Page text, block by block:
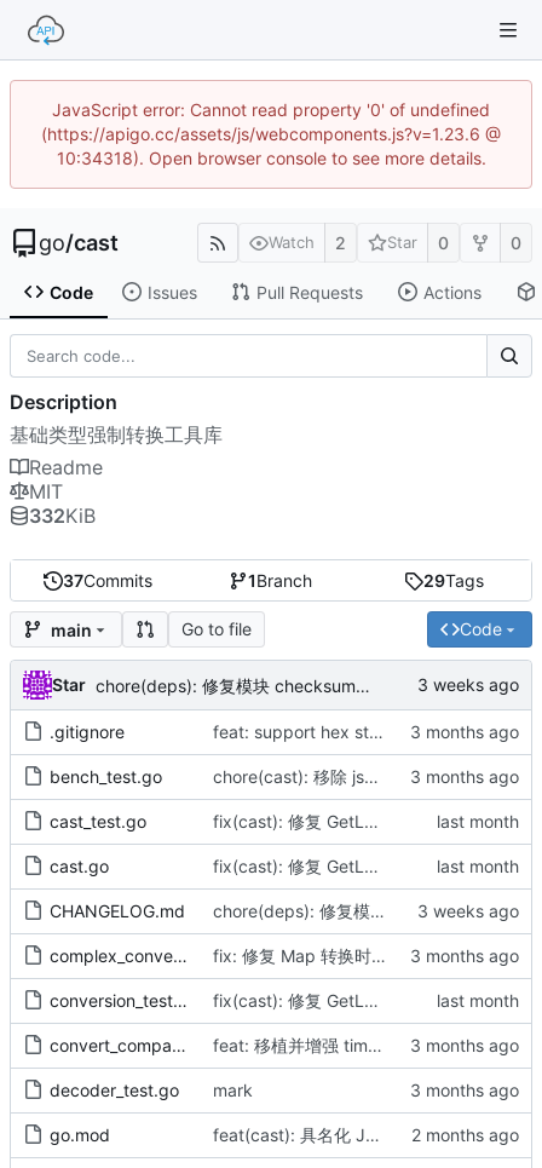
JavaScript error: Cannot read property '0' of undefined
(https://apigo.cc/assets/js/webcomponents.js?v=1.23.6 @
10:34318). Open browser console to see more details.
go/cast Watch 2 Star 0 0
Code Issues Pull Requests Actions
37Commits 1Branch 29Tags
main Go to file Code
Star chore(deps): 修复模块 checksum（by AI）
.gitignore feat: support hex strings in parseInt/parseUint (by AI)
bench_test.go chore(cast): 移除 jsontag 依赖
cast_test.go fix(cast): 修复 GetLowerName 缩写词边界大写转换缺陷并增加测试用例（by AI）
cast.go fix(cast): 修复 GetLowerName 缩写词边界大写转换缺陷并增加测试用例（by AI）
CHANGELOG.md chore(deps): 修复模块 checksum（by AI）
complex_conversion_test.go fix: 修复 Map 转换时非指针结构体值被整体替换的 bug，支持深度合并（by AI）
conversion_test.go fix(cast): 修复 GetLowerName 缩写词边界大写转换缺陷并增加测试用例（by AI）
convert_compat_test.go feat: 移植并增强 time 模块的核心能力至 cast (ParseTime, FormatTime, AddTime) 并支持全局时区配置 (by AI)
decoder_test.go mark
go.mod feat(cast): 具名化 JS 导出并动态包裹错误（by AI）
Description
基础类型强制转换工具库
Readme
MIT
332KiB